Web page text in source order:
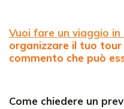
Vuoi fare un viaggio
organizzare il tuo tour
commento che può
Come chiedere un